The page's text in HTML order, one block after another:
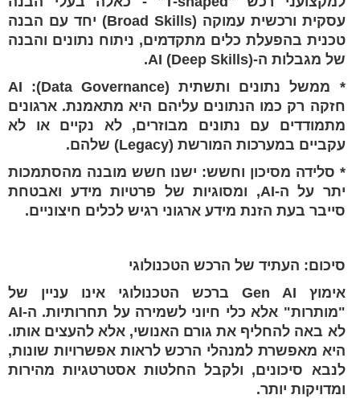
עסקית ורכשית עמוקה (Broad Skills) יחד עם הבנה
טכנית בהפעלת כלים מתקדמים, ניתוח נתונים והבנה
של מגבלות ה-AI (Deep Skills).
* ממשל נתונים ותשתית (Data Governance): AI
חזקה רק כמו הנתונים עליהם היא מתאמנת. ארגונים
מתמודדים עם נתונים מבוזרים, לא נקיים או לא
עקביים במערכות המורשת (Legacy) שלהם.
* סלידה מסיכון וחשש: ישנו חשש מובנה מהסתמכות
יתר על ה-AI, ומסוגיות של פרטיות מידע ואבטחת
סייבר בעת הזנת מידע ארגוני רגיש לכלים חיצוניים.
סיכום: העתיד של הרכש הטכנולוגי
אימוץ Gen AI ברכש הטכנולוגי אינו עניין של
"מותרות" אלא כלי חיוני לשמירה על תחרותיות. ה-AI
לא באה להחליף את גורם האנושי, אלא להעצים אותו.
היא מאפשרת למנהלי הרכש לראות אפשרויות שונות,
לנבא סיכונים, ולקבל החלטות אסטרטגיות מהירות
ומדויקות יותר.